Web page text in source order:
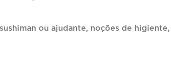
ou ajudante, noções de